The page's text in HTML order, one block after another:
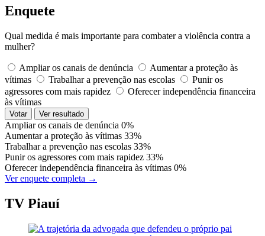
Enquete
Qual medida é mais importante para combater a violência contra a
mulher?
Ampliar os canais de denúncia
Aumentar a proteção às
vítimas
Trabalhar a prevenção nas escolas
Punir os
agressores com mais rapidez
Oferecer independência financeira
às vítimas
Votar Ver resultado
Ampliar os canais de denúncia 0%
Aumentar a proteção às vítimas 33%
Trabalhar a prevenção nas escolas 33%
Punir os agressores com mais rapidez 33%
Oferecer independência financeira às vítimas 0%
Ver enquete completa →
TV Piauí